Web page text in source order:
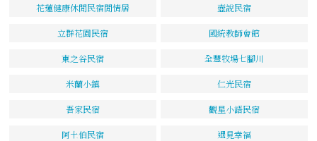
花蓮健康休閒民宿閒情居 壺說民宿
立群花園民宿 國統教師會館
東之谷民宿 全豐牧場七腳川
米蘭小鎮 仁光民宿
吾家民宿 觀星小語民宿
阿土伯民宿 遇見幸福